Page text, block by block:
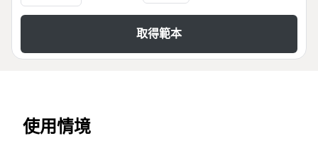
取得範本
使用情境